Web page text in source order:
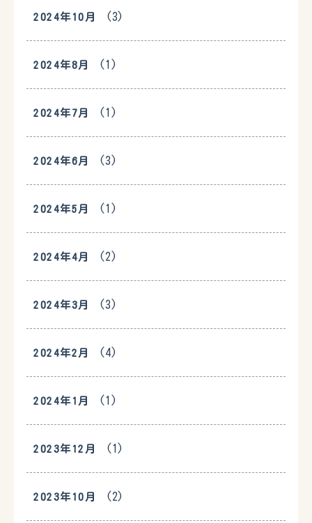
2024年10月 (3)
2024年8月 (1)
2024年7月 (1)
2024年6月 (3)
2024年5月 (1)
2024年4月 (2)
2024年3月 (3)
2024年2月 (4)
2024年1月 (1)
2023年12月 (1)
2023年10月 (2)